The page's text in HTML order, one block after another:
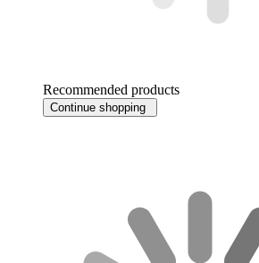
Recommended products
Continue shopping